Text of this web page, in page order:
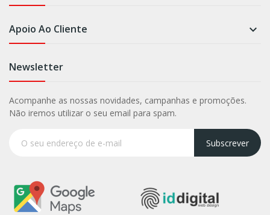
Apoio Ao Cliente 
Newsletter
Acompanhe as nossas novidades, campanhas e promoções.
Não iremos utilizar o seu email para spam.
Subscrever